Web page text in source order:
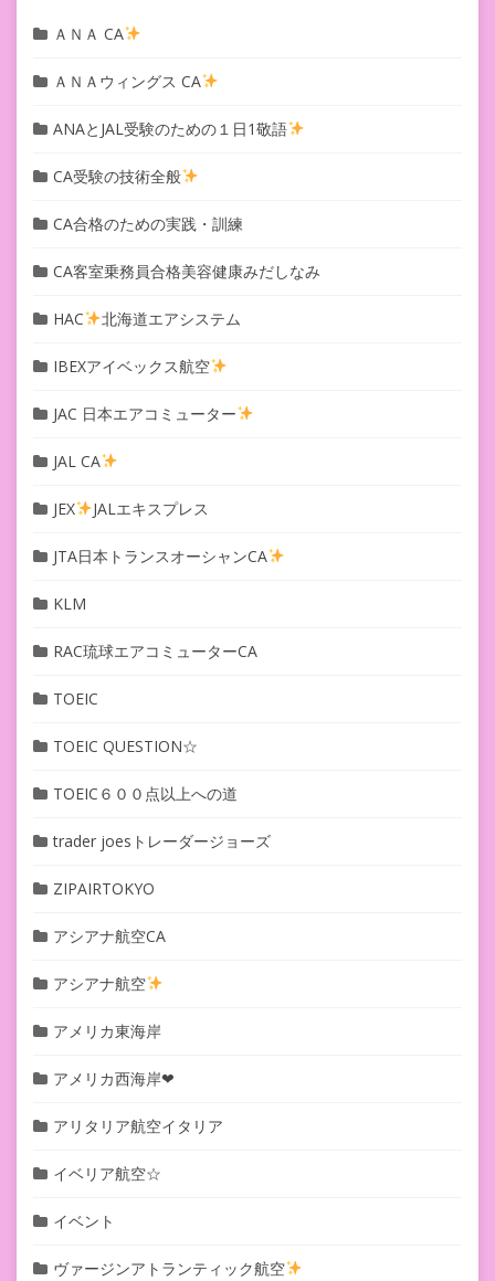
ＡＮＡ CA
ＡＮＡウィングス CA
ANAとJAL受験のための１日1敬語
CA受験の技術全般
CA合格のための実践・訓練
CA客室乗務員合格美容健康みだしなみ
HAC 北海道エアシステム
IBEXアイベックス航空
JAC 日本エアコミューター
JAL CA
JEX JALエキスプレス
JTA日本トランスオーシャンCA
KLM
RAC琉球エアコミューターCA
TOEIC
TOEIC QUESTION☆
TOEIC６００点以上への道
trader joesトレーダージョーズ
ZIPAIRTOKYO
アシアナ航空CA
アシアナ航空
アメリカ東海岸
アメリカ西海岸❤︎
アリタリア航空イタリア
イベリア航空☆
イベント
ヴァージンアトランティック航空